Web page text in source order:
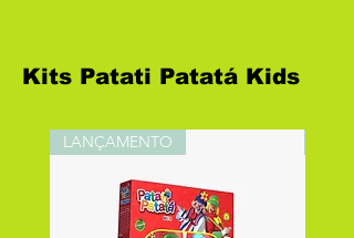
Kits Patati Patatá Kids
LANÇAMENTO